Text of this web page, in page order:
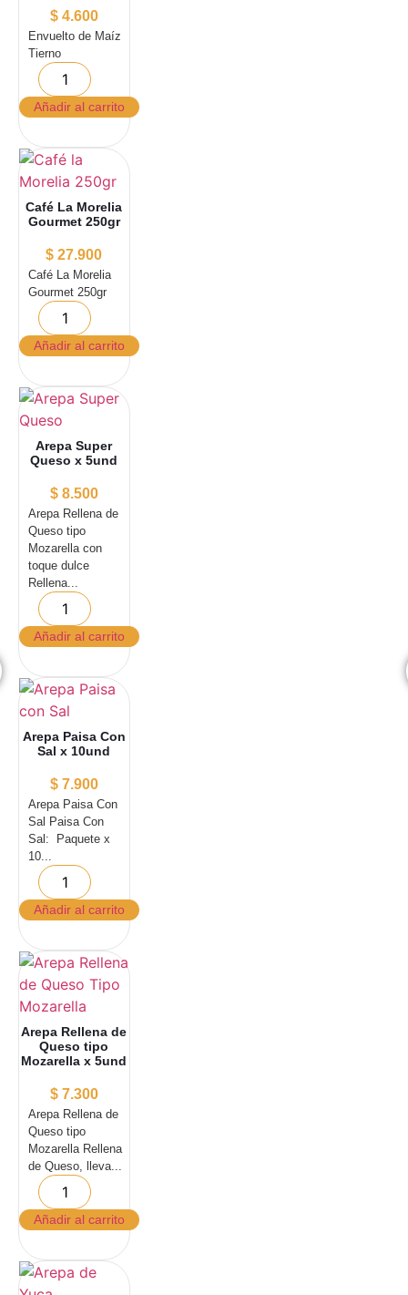
$4.600
Envuelto de Maíz
Tierno
Añadir al carrito
Café La Morelia
Gourmet 250gr
$ 27.900
Café La Morelia
Gourmet 250gr
Añadir al carrito
Arepa Super
Queso x 5und
$8.500
Arepa Rellena de
Queso tipo
Mozarella con
toque dulce
Rellena...
Añadir al carrito
Arepa Paisa Con
Sal x 10und
$7.900
Arepa Paisa Con
Sal Paisa Con
Sal: Paquete x
10...
Añadir al carrito
Arepa Rellena de
Queso tipo
Mozarella x 5und
$7.300
Arepa Rellena de
Queso tipo
Mozarella Rellena
de Queso, lleva...
Añadir al carrito